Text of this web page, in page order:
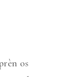
os